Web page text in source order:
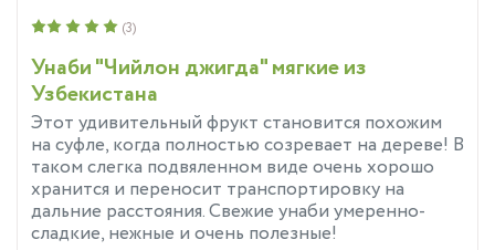
Унаби "Чийлон джигда" мягкие из
Узбекистана
Этот удивительный фрукт становится похожим
на суфле, когда полностью созревает на дереве! В
таком слегка подвяленном виде очень хорошо
хранится и переносит транспортировку на
дальние расстояния. Свежие унаби умеренно-
сладкие, нежные и очень полезные!
(3)